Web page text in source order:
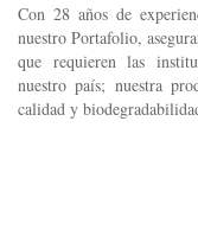
Con 28 años de
nuestro Portafolio,
que requieren las
nuestro país; nuestra
calidad y